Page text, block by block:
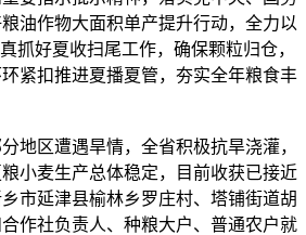
油作物大面积单产提升行动，全力以
抓好夏收扫尾工作，确保颗粒归仓，
紧扣推进夏播夏管，夯实全年粮食丰
区遭遇旱情，全省积极抗旱浇灌，
小麦生产总体稳定，目前收获已接近
市延津县榆林乡罗庄村、塔铺街道胡
作社负责人、种粮大户、普通农户就